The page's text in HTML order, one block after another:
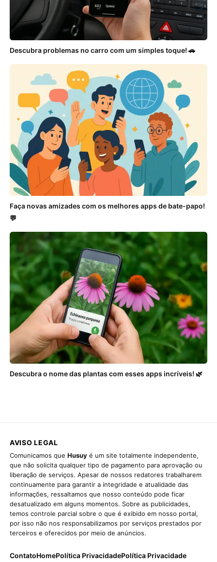
Descubra problemas no carro com um simples toque! 🚗
Faça novas amizades com os melhores apps de bate-papo!
💬
Descubra o nome das plantas com esses apps incríveis! 🌿
AVISO LEGAL
Comunicamos que Husuy é um site totalmente independente,
que não solicita qualquer tipo de pagamento para aprovação ou
liberação de serviços. Apesar de nossos redatores trabalharem
continuamente para garantir a integridade e atualidade das
informações, ressaltamos que nosso conteúdo pode ficar
desatualizado em alguns momentos. Sobre as publicidades,
temos controle parcial sobre o que é exibido em nosso portal,
por isso não nos responsabilizamos por serviços prestados por
terceiros e oferecidos por meio de anúncios.
ContatoHomePolítica PrivacidadePolítica Privacidade